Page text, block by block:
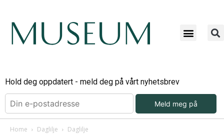
Hold deg oppdatert - meld deg på vårt nyhetsbrev
Meld meg på
Home Daglilje Daglilje